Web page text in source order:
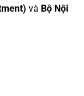
và Bộ Nội